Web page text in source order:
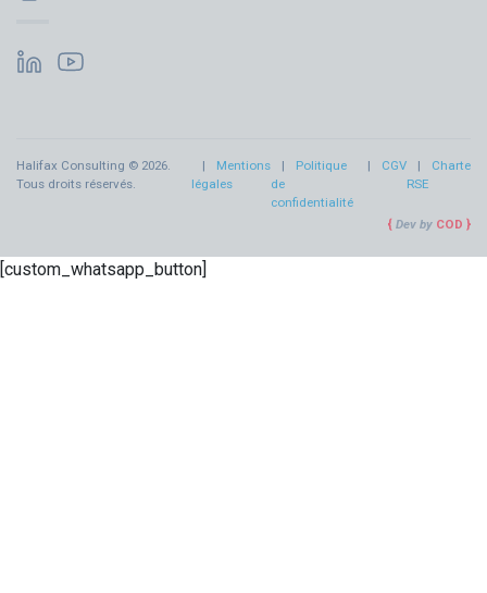
Halifax Consulting © 2026.
Tous droits réservés.
Mentions
légales
Politique
de
confidentialité
CGV
Charte
RSE
Dev by COD
[custom_whatsapp_button]